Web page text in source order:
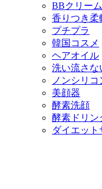
BBクリーム
香りつき柔
プチプラ
韓国コスメ
ヘアオイル
洗い流さな
ノンシリ
美顔器
酵素洗顔
酵素ドリン
ダイエット